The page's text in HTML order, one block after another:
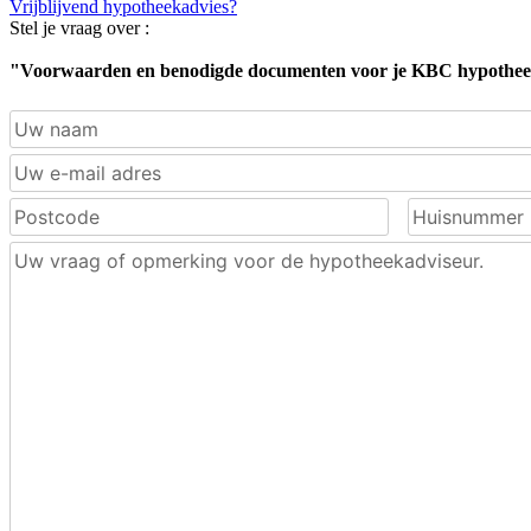
Vrijblijvend hypotheekadvies?
Stel je vraag over :
"Voorwaarden en benodigde documenten voor je KBC